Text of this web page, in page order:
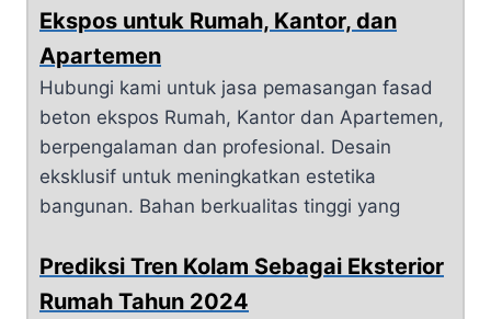
Ekspos untuk Rumah, Kantor, dan
Apartemen
Hubungi kami untuk jasa pemasangan fasad
beton ekspos Rumah, Kantor dan Apartemen,
berpengalaman dan profesional. Desain
eksklusif untuk meningkatkan estetika
bangunan. Bahan berkualitas tinggi yang
Prediksi Tren Kolam Sebagai Eksterior
Rumah Tahun 2024